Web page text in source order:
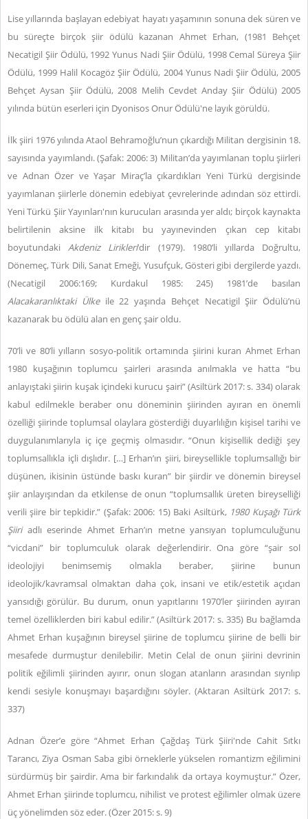
Lise yıllarında başlayan edebiyat hayatı yaşamının sonuna dek süren ve
bu süreçte birçok şiir ödülü kazanan Ahmet Erhan, (1981 Behçet
Necatigil Şiir Ödülü, 1992 Yunus Nadi Şiir Ödülü, 1998 Cemal Süreya Şiir
Ödülü, 1999 Halil Kocagöz Şiir Ödülü, 2004 Yunus Nadi Şiir Ödülü, 2005
Behçet Aysan Şiir Ödülü, 2008 Melih Cevdet Anday Şiir Ödülü) 2005
yılında bütün eserleri için Dyonisos Onur Ödülü'ne layık görüldü.
İlk şiiri 1976 yılında Ataol Behramoğlu’nun çıkardığı Militan dergisinin 18.
sayısında yayımlandı. (Şafak: 2006: 3) Militan’da yayımlanan toplu şiirleri
ve Adnan Özer ve Yaşar Miraç’la çıkardıkları Yeni Türkü dergisinde
yayımlanan şiirlerle dönemin edebiyat çevrelerinde adından söz ettirdi.
Yeni Türkü Şiir Yayınları'nın kurucuları arasında yer aldı; birçok kaynakta
belirtilenin aksine ilk kitabı bu yayınevinden çıkan cep kitabı
boyutundakiAkdeniz Lirikleri’dir (1979). 1980’li yıllarda Doğrultu,
Dönemeç, Türk Dili, Sanat Emeği, Yusufçuk, Gösteri gibi dergilerde yazdı.
(Necatigil 2006:169; Kurdakul 1985: 245) 1981’de basılan
Alacakaranlıktaki Ülkeile 22 yaşında Behçet Necatigil Şiir Ödülü’nü
kazanarak bu ödülü alan en genç şair oldu.
70’li ve 80’li yılların sosyo-politik ortamında şiirini kuran Ahmet Erhan
1980 kuşağının toplumcu şairleri arasında anılmakla ve hatta “bu
anlayıştaki şiirin kuşak içindeki kurucu şairi” (Asiltürk 2017: s. 334) olarak
kabul edilmekle beraber onu döneminin şiirinden ayıran en önemli
özelliği şiirinde toplumsal olaylara gösterdiği duyarlılığın kişisel tarihi ve
duygulanımlarıyla iç içe geçmiş olmasıdır. “Onun kişisellik dediği şey
toplumsallıkla içli dışlıdır. […] Erhan’ın şiiri, bireysellikle toplumsallığı bir
düşünen, ikisinin üstünde baskı kuran” bir şiirdir ve dönemin bireysel
şiir anlayışından da etkilense de onun “toplumsallık üreten bireyselliği
verili şiire bir tepkidir.” (Şafak: 2006: 15) Baki Asiltürk, 1980 Kuşağı Türk
Şiiriadlı eserinde Ahmet Erhan’ın metne yansıyan toplumculuğunu
“vicdani” bir toplumculuk olarak değerlendirir. Ona göre “şair sol
ideolojiyi benimsemiş olmakla beraber, şiirine bunun
ideolojik/kavramsal olmaktan daha çok, insani ve etik/estetik açıdan
yansıdığı görülür. Bu durum, onun yapıtlarını 1970’ler şiirinden ayıran
temel özelliklerden biri kabul edilir.” (Asiltürk 2017: s. 335) Bu bağlamda
Ahmet Erhan kuşağının bireysel şiirine de toplumcu şiirine de belli bir
mesafede durmuştur denilebilir. Metin Celal de onun şiirini devrinin
politik eğilimli şiirinden ayırır, onun slogan atanların arasından sıyrılıp
kendi sesiyle konuşmayı başardığını söyler. (Aktaran Asiltürk 2017: s.
337)
Adnan Özer’e göre “Ahmet Erhan Çağdaş Türk Şiiri'nde Cahit Sıtkı
Tarancı, Ziya Osman Saba gibi örneklerle yükselen romantizm eğilimini
sürdürmüş bir şairdir. Ama bir farkındalık da ortaya koymuştur.” Özer,
Ahmet Erhan şiirinde toplumcu, nihilist ve protest eğilimler olmak üzere
üç yönelimden söz eder. (Özer 2015: s. 9)